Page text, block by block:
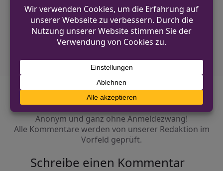
NÄCHSTER BEITRAG
Verkehrskontrollen im Kreis Heinsberg am
Wochenende
Diskutiere mit!
Anonym und ganz ohne Anmeldezwang!
Alle Kommentare werden von unserer Redaktion im
Vorfeld geprüft.
Schreibe einen Kommentar